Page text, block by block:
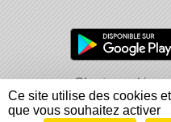
Charte cookies
Informations légales
Ce site utilise des cookies
que vous souhaitez activer